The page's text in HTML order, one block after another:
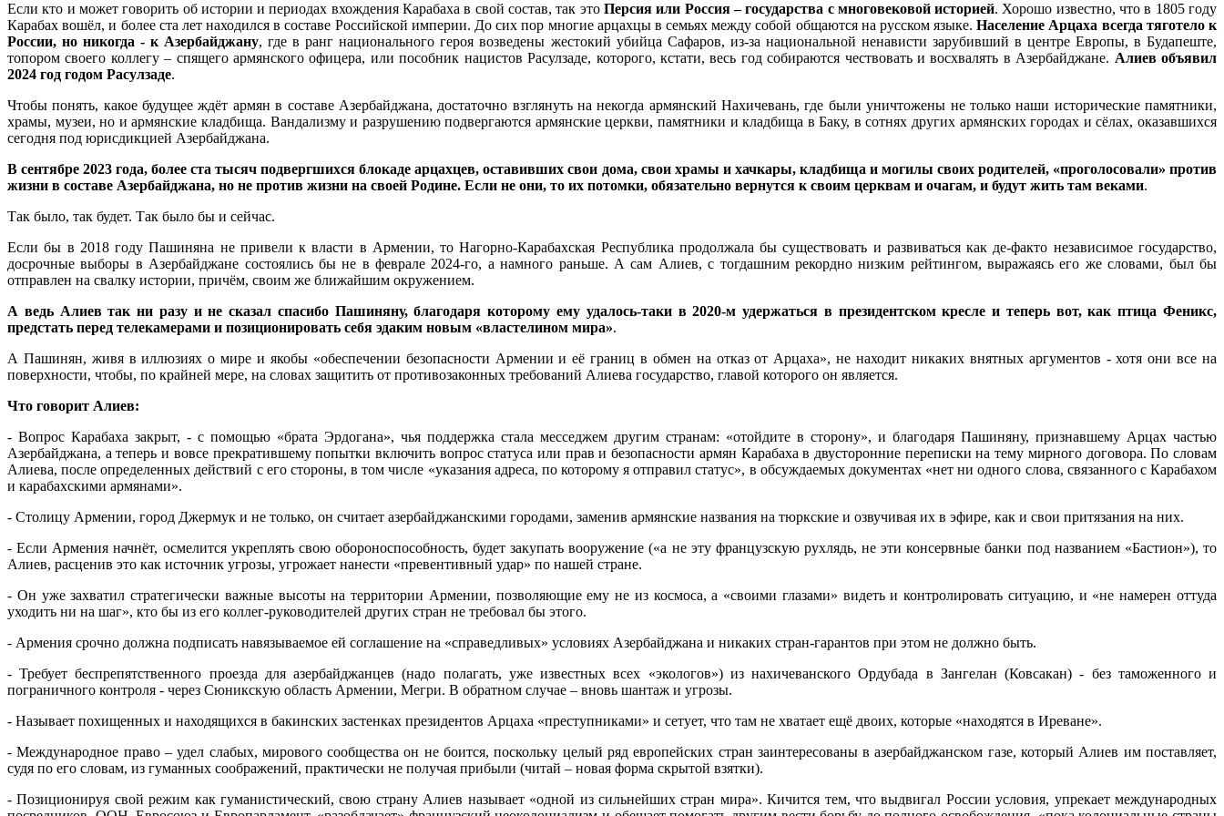
Если кто и может говорить об истории и периодах вхождения Карабаха в свой состав, так это Персия или Россия – государства с многовековой историей. Хорошо известно, что в 1805 году
Карабах вошёл, и более ста лет находился в составе Российской империи. До сих пор многие арцахцы в семьях между собой общаются на русском языке.Население Арцаха всегда тяготело к
России, но никогда - к Азербайджану, где в ранг национального героя возведены жестокий убийца Сафаров, из-за национальной ненависти зарубивший в центре Европы, в Будапеште,
топором своего коллегу – спящего армянского офицера, или пособник нацистов Расулзаде, которого, кстати, весь год собираются чествовать и восхвалять в Азербайджане. Алиев объявил
2024 год годом Расулзаде.
Чтобы понять, какое будущее ждёт армян в составе Азербайджана, достаточно взглянуть на некогда армянский Нахичевань, где были уничтожены не только наши исторические памятники,
храмы, музеи, но и армянские кладбища. Вандализму и разрушению подвергаются армянские церкви, памятники и кладбища в Баку, в сотнях других армянских городах и сёлах, оказавшихся
сегодня под юрисдикцией Азербайджана.
В сентябре 2023 года, более ста тысяч подвергшихся блокаде арцахцев, оставивших свои дома, свои храмы и хачкары, кладбища и могилы своих родителей, «проголосовали» против
жизни в составе Азербайджана, но не против жизни на своей Родине. Если не они, то их потомки, обязательно вернутся к своим церквам и очагам, и будут жить там веками.
Так было, так будет. Так было бы и сейчас.
Если бы в 2018 году Пашиняна не привели к власти в Армении, то Нагорно-Карабахская Республика продолжала бы существовать и развиваться как де-факто независимое государство,
досрочные выборы в Азербайджане состоялись бы не в феврале 2024-го, а намного раньше. А сам Алиев, с тогдашним рекордно низким рейтингом, выражаясь его же словами, был бы
отправлен на свалку истории, причём, своим же ближайшим окружением.
А ведь Алиев так ни разу и не сказал спасибо Пашиняну, благодаря которому ему удалось-таки в 2020-м удержаться в президентском кресле и теперь вот, как птица Феникс,
предстать перед телекамерами и позиционировать себя эдаким новым «властелином мира».
А Пашинян, живя в иллюзиях о мире и якобы «обеспечении безопасности Армении и её границ в обмен на отказ от Арцаха», не находит никаких внятных аргументов - хотя они все на
поверхности, чтобы, по крайней мере, на словах защитить от противозаконных требований Алиева государство, главой которого он является.
Что говорит Алиев:
- Вопрос Карабаха закрыт, - с помощью «брата Эрдогана», чья поддержка стала месседжем другим странам: «отойдите в сторону», и благодаря Пашиняну, признавшему Арцах частью
Азербайджана, а теперь и вовсе прекратившему попытки включить вопрос статуса или прав и безопасности армян Карабаха в двусторонние переписки на тему мирного договора. По словам
Алиева, после определенных действий с его стороны, в том числе «указания адреса, по которому я отправил статус», в обсуждаемых документах «нет ни одного слова, связанного с Карабахом
и карабахскими армянами».
- Столицу Армении, город Джермук и не только, он считает азербайджанскими городами, заменив армянские названия на тюркские и озвучивая их в эфире, как и свои притязания на них.
- Если Армения начнёт, осмелится укреплять свою обороноспособность, будет закупать вооружение («а не эту французскую рухлядь, не эти консервные банки под названием «Бастион»), то
Алиев, расценив это как источник угрозы, угрожает нанести «превентивный удар» по нашей стране.
- Он уже захватил стратегически важные высоты на территории Армении, позволяющие ему не из космоса, а «своими глазами» видеть и контролировать ситуацию, и «не намерен оттуда
уходить ни на шаг», кто бы из его коллег-руководителей других стран не требовал бы этого.
- Армения срочно должна подписать навязываемое ей соглашение на «справедливых» условиях Азербайджана и никаких стран-гарантов при этом не должно быть.
- Требует беспрепятственного проезда для азербайджанцев (надо полагать, уже известных всех «экологов») из нахичеванского Ордубада в Зангелан (Ковсакан) - без таможенного и
пограничного контроля - через Сюникскую область Армении, Мегри. В обратном случае – вновь шантаж и угрозы.
- Называет похищенных и находящихся в бакинских застенках президентов Арцаха «преступниками» и сетует, что там не хватает ещё двоих, которые «находятся в Иреване».
- Международное право – удел слабых, мирового сообщества он не боится, поскольку целый ряд европейских стран заинтересованы в азербайджанском газе, который Алиев им поставляет,
судя по его словам, из гуманных соображений, практически не получая прибыли (читай – новая форма скрытой взятки).
- Позиционируя свой режим как гуманистический, свою страну Алиев называет «одной из сильнейших стран мира». Кичится тем, что выдвигал России условия, упрекает международных